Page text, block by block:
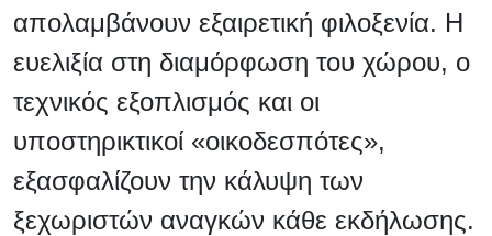
απολαμβάνουν εξαιρετική φιλοξενία. Η
ευελιξία στη διαμόρφωση του χώρου, ο
τεχνικός εξοπλισμός και οι
υποστηρικτικοί «οικοδεσπότες»,
εξασφαλίζουν την κάλυψη των
ξεχωριστών αναγκών κάθε εκδήλωσης.